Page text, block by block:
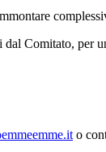
Comitato, per
o